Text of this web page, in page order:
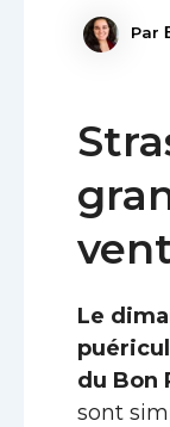
Par
Le
du Bon
sont